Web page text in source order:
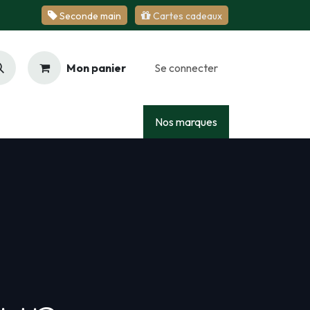
Se​​​​conde ​​​​m​​a​​in Cartes cadeaux
Mon panier Se connecter
Nos marques